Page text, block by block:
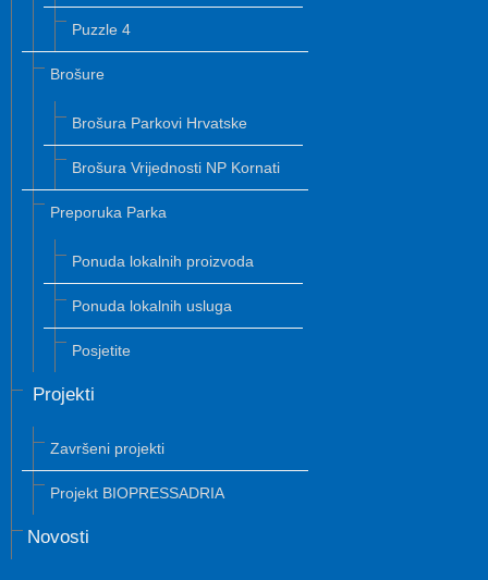
Puzzle 4
Brošure
Brošura Parkovi Hrvatske
Brošura Vrijednosti NP Kornati
Preporuka Parka
Ponuda lokalnih proizvoda
Ponuda lokalnih usluga
Posjetite
Projekti
Završeni projekti
Projekt BIOPRESSADRIA
Novosti